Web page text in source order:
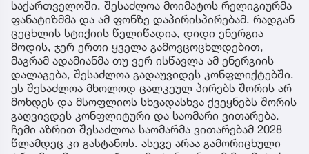
საქართველოში. შესაძლოა მოიმატოს რელიგიურმა
ფანატიზმმა და ამ ფონზე დაპირისპირებამ. რადგან
ცეცხლის სტიქიის წელიწადია, დიდი ენერგია
მოდის, ჯერ ერთი ყველა გამოვცოცხლდებით,
მაგრამ ადამიანმა თუ ვერ ისწავლა ამ ენერგიის
დალაგება, შესაძლოა გადაუვიდეს კონფლიქტებში.
ეს შესაძლოა მხოლოდ ცალკეულ პირებს შორის არ
მოხდეს და მსოფლიოს სხვადასხვა ქვეყნებს შორის
გაღვივდეს კონფლიტური და საომარი ვითარება.
ჩემი აზრით შესაძლოა საომარმა ვითარებამ 2028
წლამდეც კი გასტანოს. ასევე არაა გამორიცხული